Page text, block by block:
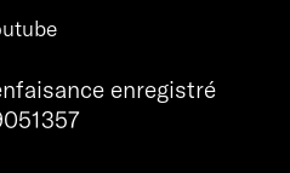
enregistré